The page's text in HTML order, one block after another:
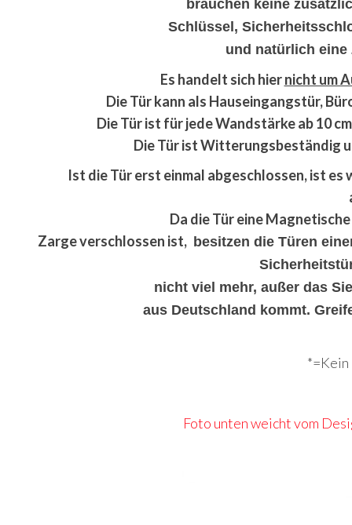
brauchen keine
Schlüssel,
und natürlich eine
Es handelt sich hiernicht um
Die Tür kann als Hauseingangstür,
Die Tür ist für jede Wandstärke ab 10
Die Tür ist Witterungsbeständig
Ist die Tür erst einmal abgeschlossen, ist
Da die Tür eine
Zarge verschlossen ist, besitzen die Türen
nicht viel mehr, außer das
aus Deutschland kommt.
Foto unten weicht vom